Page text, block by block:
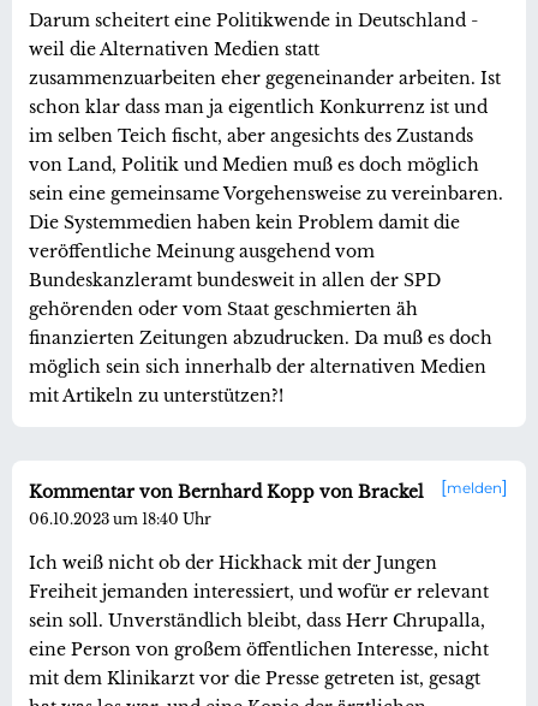
Darum scheitert eine Politikwende in Deutschland -
weil die Alternativen Medien statt
zusammenzuarbeiten eher gegeneinander arbeiten. Ist
schon klar dass man ja eigentlich Konkurrenz ist und
im selben Teich fischt, aber angesichts des Zustands
von Land, Politik und Medien muß es doch möglich
sein eine gemeinsame Vorgehensweise zu vereinbaren.
Die Systemmedien haben kein Problem damit die
veröffentliche Meinung ausgehend vom
Bundeskanzleramt bundesweit in allen der SPD
gehörenden oder vom Staat geschmierten äh
finanzierten Zeitungen abzudrucken. Da muß es doch
möglich sein sich innerhalb der alternativen Medien
mit Artikeln zu unterstützen?!
melden
Kommentar von Bernhard Kopp von Brackel
06.10.2023 um 18:40 Uhr
Ich weiß nicht ob der Hickhack mit der Jungen
Freiheit jemanden interessiert, und wofür er relevant
sein soll. Unverständlich bleibt, dass Herr Chrupalla,
eine Person von großem öffentlichen Interesse, nicht
mit dem Klinikarzt vor die Presse getreten ist, gesagt